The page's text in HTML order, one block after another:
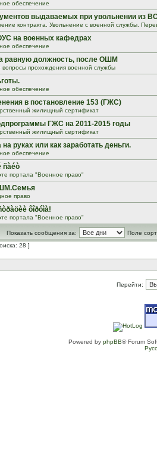
обеспечение
выдаваемых при увольнении из
контракта. Увольнение с военной службы.
на военных кафедрах
обеспечение
равную должность, после ОШМ
прохождения военной службы
обеспечение
в постановление 153 (ГЖС)
жилищный сертификат
ГЖС на 2011-2015 годы
жилищный сертификат
руках или как заработать деньги.
обеспечение
ñàéò
портала "Военное право"
право
ôîðóìà!
портала "Военное право"
Показать сообщения за:
Поле
28 ]
Перейти:
Powered by phpBB® Forum